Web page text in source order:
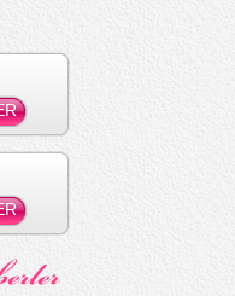
MBFWI - Zeynep Erdoğan 2015 Yaz